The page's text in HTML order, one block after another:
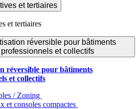
et tertiaires
et tertiaires
réversible pour bâtiments
professionnels et collectifs
réversible pour bâtiments
et collectifs
/ Zoning
et consoles compactes